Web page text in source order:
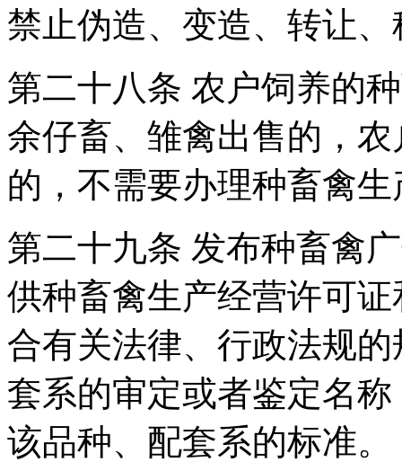
禁止伪造、变造、转让
第二十八条 农户饲养的
余仔畜、雏禽出售的，
的，不需要办理种畜禽
第二十九条 发布种畜禽
供种畜禽生产经营许可
合有关法律、行政法规
套系的审定或者鉴定名
该品种、配套系的标准。